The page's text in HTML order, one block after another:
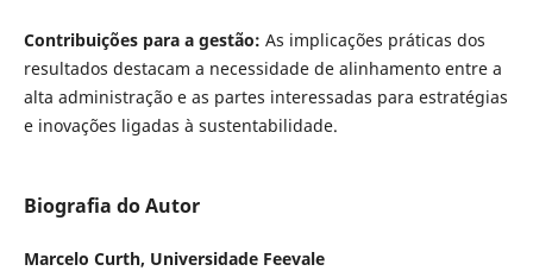
Contribuições para a gestão: As implicações práticas dos
resultados destacam a necessidade de alinhamento entre a
alta administração e as partes interessadas para estratégias
e inovações ligadas à sustentabilidade.
Biografia do Autor
Marcelo Curth, Universidade Feevale